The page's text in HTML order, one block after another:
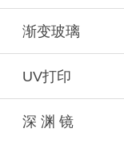
渐变玻璃
UV打印
深 渊 镜